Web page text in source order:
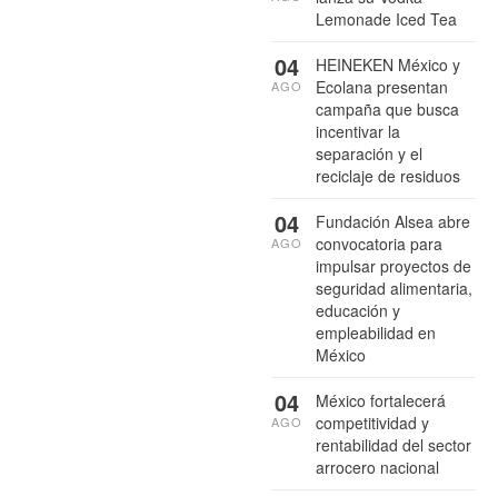
Lemonade Iced Tea
HEINEKEN México y
Ecolana presentan
campaña que busca
incentivar la
separación y el
reciclaje de residuos
04
AGO
Fundación Alsea abre
convocatoria para
impulsar proyectos de
seguridad alimentaria,
educación y
empleabilidad en
México
04
AGO
México fortalecerá
competitividad y
rentabilidad del sector
arrocero nacional
04
AGO